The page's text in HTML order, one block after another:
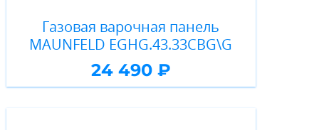
Газовая варочная панель
MAUNFELD EGHG.43.33CBG\G
24 490 ₽